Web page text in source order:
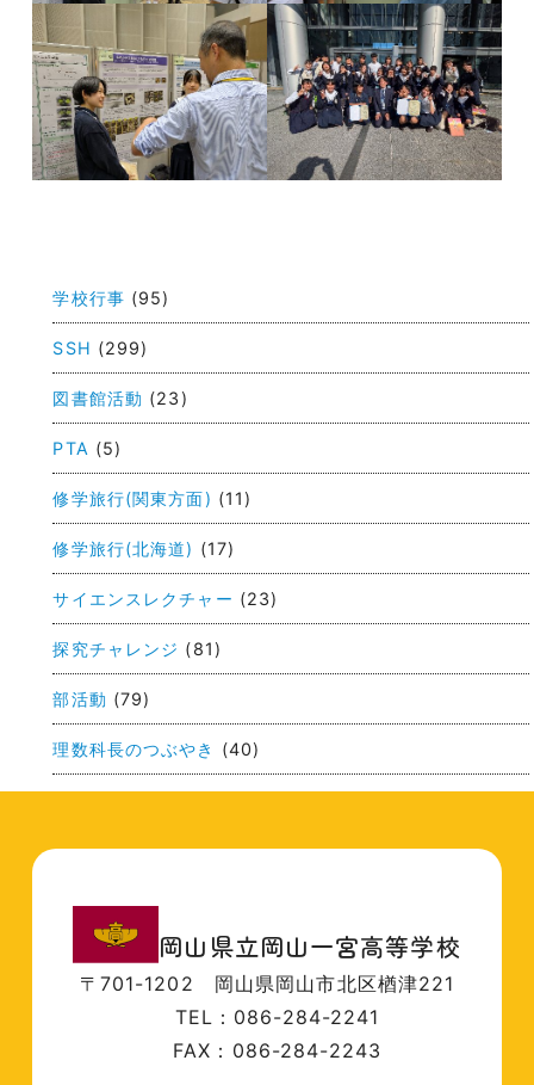
ナ
ビ
ゲ
ー
シ
ョ
ン
学校行事 (95)
SSH (299)
図書館活動 (23)
PTA (5)
修学旅行(関東方面) (11)
修学旅行(北海道) (17)
サイエンスレクチャー (23)
探究チャレンジ (81)
部活動 (79)
理数科長のつぶやき (40)
岡山県立岡山一宮高等学校
〒701-1202 岡山県岡山市北区楢津221
TEL：086-284-2241
FAX：086-284-2243